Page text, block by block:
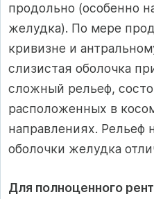
продольно (особенно
желудка). По мере
кривизне и
слизистая оболочка
сложный рельеф,
расположенных в
направлениях. Рельеф
оболочки желудка
Для полноценного